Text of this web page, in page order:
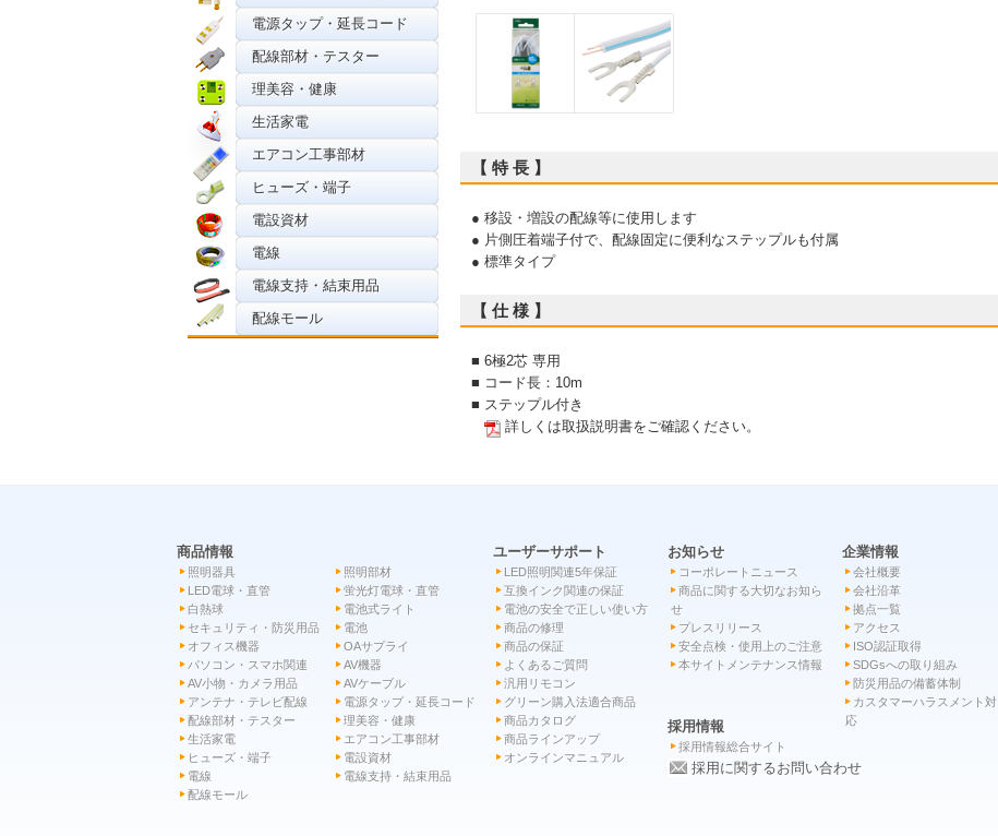
電源タップ・延長コード
配線部材・テスター
理美容・健康
生活家電
エアコン工事部材
ヒューズ・端子
電設資材
電線
電線支持・結束用品
配線モール
【 特 長 】
● 移設・増設の配線等に使用します
● 片側圧着端子付で、配線固定に便利なステップルも付属
● 標準タイプ
【 仕 様 】
■ 6極2芯 専用
■ コード長：10m
■ ステップル付き
詳しくは取扱説明書をご確認ください。
商品情報
照明器具
照明部材
LED電球・直管
蛍光灯電球・直管
白熱球
電池式ライト
セキュリティ・防災用品
電池
オフィス機器
OAサプライ
パソコン・スマホ関連
AV機器
AV小物・カメラ用品
AVケーブル
アンテナ・テレビ配線
電源タップ・延長コード
配線部材・テスター
理美容・健康
生活家電
エアコン工事部材
ヒューズ・端子
電設資材
電線
電線支持・結束用品
配線モール
ユーザーサポート
LED照明関連5年保証
互換インク関連の保証
電池の安全で正しい使い方
商品の修理
商品の保証
よくあるご質問
汎用リモコン
グリーン購入法適合商品
商品カタログ
商品ラインアップ
オンラインマニュアル
お知らせ
コーポレートニュース
商品に関する大切なお知ら
せ
プレスリリース
安全点検・使用上のご注意
本サイトメンテナンス情報
企業情報
会社概要
会社沿革
拠点一覧
アクセス
ISO認証取得
SDGsへの取り組み
防災用品の備蓄体制
カスタマーハラスメント対
応
採用情報
採用情報総合サイト
採用に関するお問い合わせ